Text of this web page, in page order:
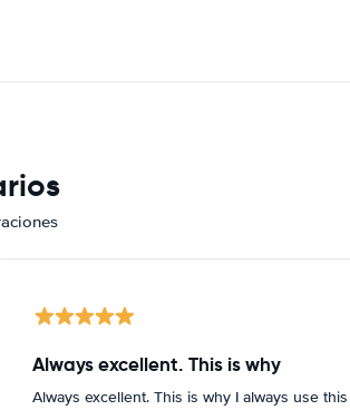
Always excellent. This is why
Always excellent. This is why I always use